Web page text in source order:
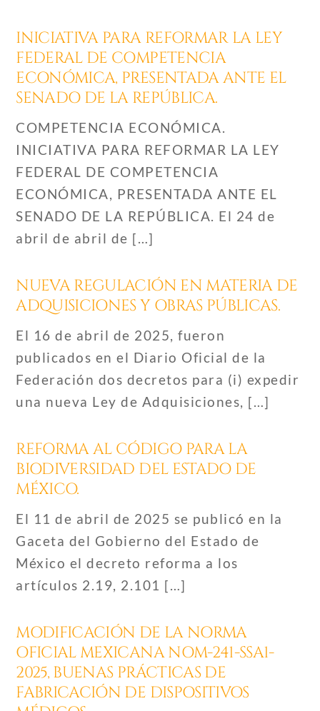
INICIATIVA PARA REFORMAR LA LEY
FEDERAL DE COMPETENCIA
ECONÓMICA, PRESENTADA ANTE EL
SENADO DE LA REPÚBLICA.
COMPETENCIA ECONÓMICA.
INICIATIVA PARA REFORMAR LA LEY
FEDERAL DE COMPETENCIA
ECONÓMICA, PRESENTADA ANTE EL
SENADO DE LA REPÚBLICA. El 24 de
abril de abril de […]
NUEVA REGULACIÓN EN MATERIA DE
ADQUISICIONES Y OBRAS PÚBLICAS.
El 16 de abril de 2025, fueron
publicados en el Diario Oficial de la
Federación dos decretos para (i) expedir
una nueva Ley de Adquisiciones, […]
REFORMA AL CÓDIGO PARA LA
BIODIVERSIDAD DEL ESTADO DE
MÉXICO.
El 11 de abril de 2025 se publicó en la
Gaceta del Gobierno del Estado de
México el decreto reforma a los
artículos 2.19, 2.101 […]
MODIFICACIÓN DE LA NORMA
OFICIAL MEXICANA NOM-241-SSA1-
2025, BUENAS PRÁCTICAS DE
FABRICACIÓN DE DISPOSITIVOS